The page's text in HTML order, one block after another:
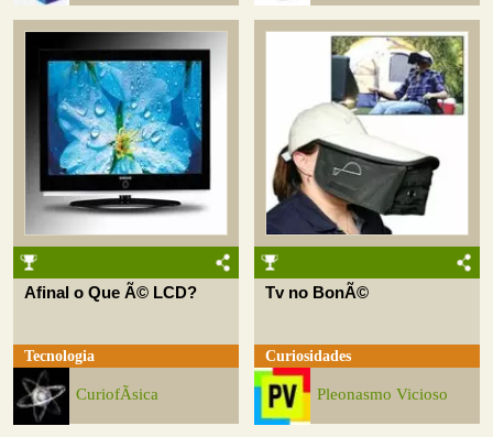
Afinal o Que Ã© LCD?
Tecnologia
CuriofÃ­sica
Tv no BonÃ©
Curiosidades
Pleonasmo Vicioso